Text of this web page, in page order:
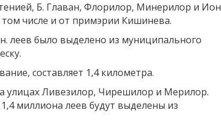
Б. Главан, Флорилор, Минерилор и Ион
числе и от примэрии Кишинева.
леев было выделено из муниципального
составляет 1,4 километра.
улицах Ливезилор, Чирешилор и Мерилор.
миллиона леев будут выделены из